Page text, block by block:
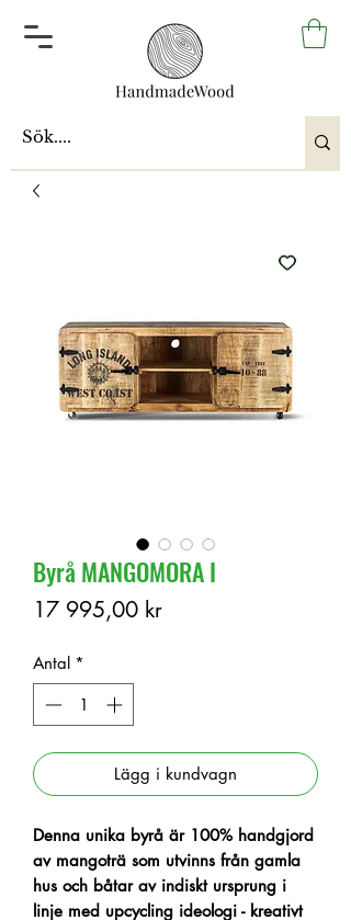
Byrå MANGOMORA I
17 995,00 krPris
Antal *
Lägg i kundvagn
Denna unika byrå är 100% handgjord
av mangoträ som utvinns från gamla
hus och båtar av indiskt ursprung i
linje med upcycling ideologi - kreativt